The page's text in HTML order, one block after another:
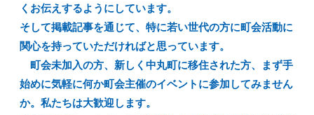
くお伝えするようにしています。
そして掲載記事を通じて、特に若い世代の方に町会活動に
関心を持っていただければと思っています。
町会未加入の方、新しく中丸町に移住された方、まず手
始めに気軽に何か町会主催のイベントに参加してみません
か。私たちは大歓迎します。